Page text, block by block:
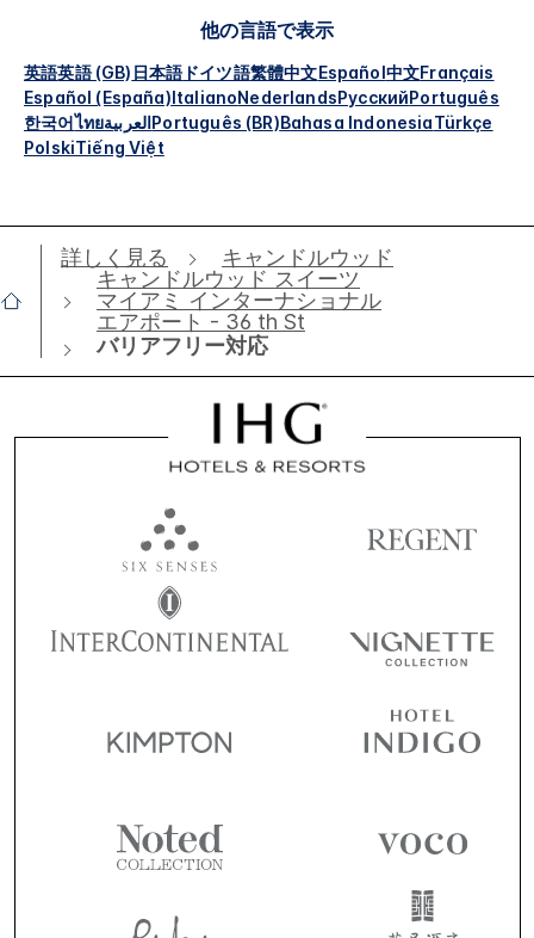
他の言語で表示
英語英語 (GB) 日本語 ドイツ語繁體中文Español中文Français
Español (España)ItalianoNederlandsРусскийPortuguês
한국어ไทยالعربيةPortuguês (BR)Bahasa IndonesiaTürkçe
PolskiTiếng Việt
詳しく見る
キャンドルウッド
キャンドルウッド スイーツ
マイアミ インターナショナル
エアポート - 36 th St
バリアフリー対応